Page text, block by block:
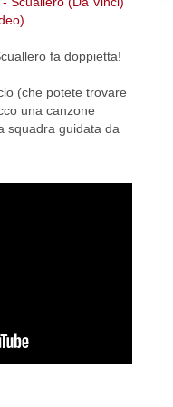
fa doppietta!
(che potete trovare
una canzone
squadra guidata da